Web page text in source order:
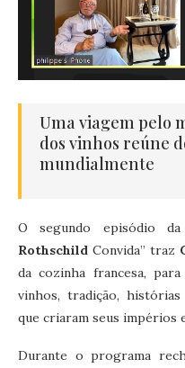
Uma viagem pelo
dos vinhos reúne
mundialmente
O segundo episódio
Rothschild Convida” traz
da cozinha francesa,
vinhos, tradição,
que criaram seus impérios
Durante o programa